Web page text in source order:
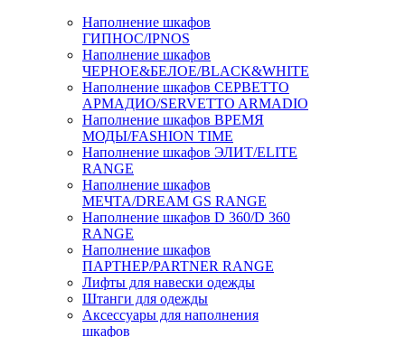
Наполнение шкафов
ГИПНОС/IPNOS
Наполнение шкафов
ЧЕРНОЕ&БЕЛОЕ/BLACK&WHITE
Наполнение шкафов СЕРВЕТТО
АРМАДИО/SERVETTO ARMADIO
Наполнение шкафов ВРЕМЯ
МОДЫ/FASHION TIME
Наполнение шкафов ЭЛИТ/ELITE
RANGE
Наполнение шкафов
МЕЧТА/DREAM GS RANGE
Наполнение шкафов D 360/D 360
RANGE
Наполнение шкафов
ПАРТНЕР/PARTNER RANGE
Лифты для навески одежды
Штанги для одежды
Аксессуары для наполнения
шкафов